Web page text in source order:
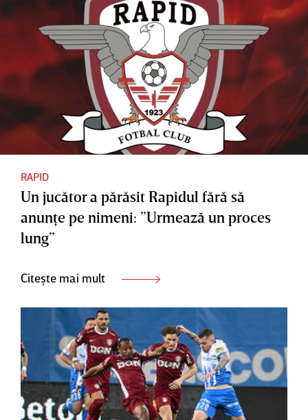
RAPID
Un jucător a părăsit Rapidul fără să
anunţe pe nimeni: ”Urmează un proces
lung”
Citește mai mult